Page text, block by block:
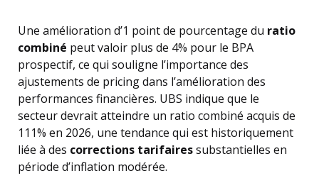
Une amélioration d’1 point de pourcentage du ratio
combiné peut valoir plus de 4% pour le BPA
prospectif, ce qui souligne l’importance des
ajustements de pricing dans l’amélioration des
performances financières. UBS indique que le
secteur devrait atteindre un ratio combiné acquis de
111% en 2026, une tendance qui est historiquement
liée à des corrections tarifairessubstantielles en
période d’inflation modérée.